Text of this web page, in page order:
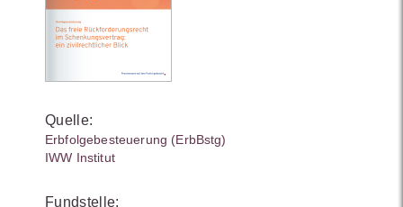
Quelle:
Erbfolgebesteuerung (ErbBstg)
IWW Institut
Fundstelle: